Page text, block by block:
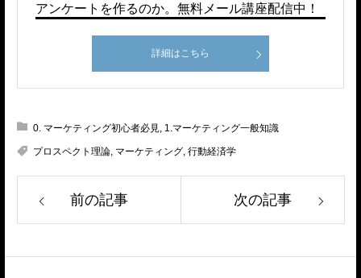
アンケートを作るのか。無料メール講座配信中！
詳細はこちら
0. マーケティング初心者必見, 1.マーケティング一般知識
プロスペクト理論, マーケティング, 行動経済学
前の記事 次の記事